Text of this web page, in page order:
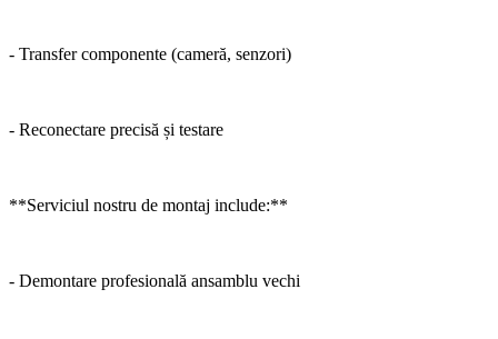
- Transfer componente (cameră, senzori)
- Reconectare precisă și testare
**Serviciul nostru de montaj include:**
- Demontare profesională ansamblu vechi